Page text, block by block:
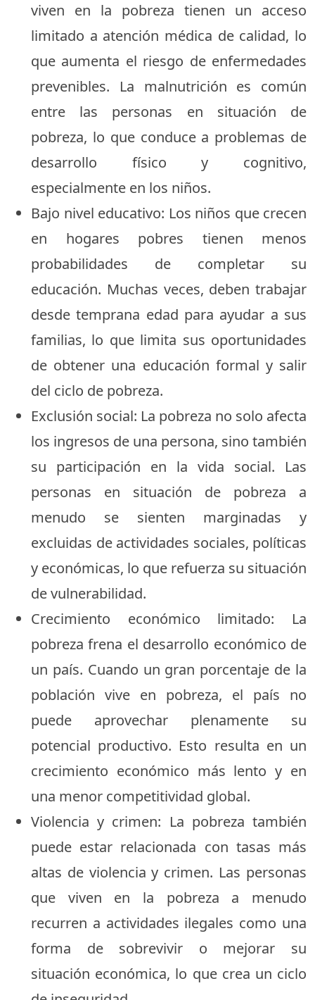
viven en la pobreza tienen un acceso
limitado a atención médica de calidad, lo
que aumenta el riesgo de enfermedades
prevenibles. La malnutrición es común
entre las personas en situación de
pobreza, lo que conduce a problemas de
desarrollo físico y cognitivo,
especialmente en los niños.
Bajo nivel educativo: Los niños que crecen
en hogares pobres tienen menos
probabilidades de completar su
educación. Muchas veces, deben trabajar
desde temprana edad para ayudar a sus
familias, lo que limita sus oportunidades
de obtener una educación formal y salir
del ciclo de pobreza.
Exclusión social: La pobreza no solo afecta
los ingresos de una persona, sino también
su participación en la vida social. Las
personas en situación de pobreza a
menudo se sienten marginadas y
excluidas de actividades sociales, políticas
y económicas, lo que refuerza su situación
de vulnerabilidad.
Crecimiento económico limitado: La
pobreza frena el desarrollo económico de
un país. Cuando un gran porcentaje de la
población vive en pobreza, el país no
puede aprovechar plenamente su
potencial productivo. Esto resulta en un
crecimiento económico más lento y en
una menor competitividad global.
Violencia y crimen: La pobreza también
puede estar relacionada con tasas más
altas de violencia y crimen. Las personas
que viven en la pobreza a menudo
recurren a actividades ilegales como una
forma de sobrevivir o mejorar su
situación económica, lo que crea un ciclo